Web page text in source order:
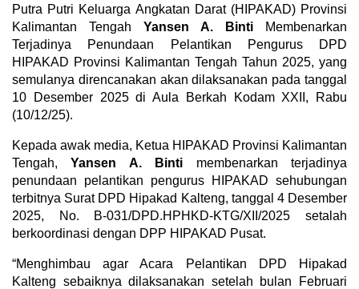
Putra Putri Keluarga Angkatan Darat (HIPAKAD) Provinsi
Kalimantan Tengah Yansen A. Binti Membenarkan
Terjadinya Penundaan Pelantikan Pengurus DPD
HIPAKAD Provinsi Kalimantan Tengah Tahun 2025, yang
semulanya direncanakan akan dilaksanakan pada tanggal
10 Desember 2025 di Aula Berkah Kodam XXII, Rabu
(10/12/25).
Kepada awak media, Ketua HIPAKAD Provinsi Kalimantan
Tengah,Yansen A. Binti membenarkan terjadinya
penundaan pelantikan pengurus HIPAKAD sehubungan
terbitnya Surat DPD Hipakad Kalteng, tanggal 4 Desember
2025, No. B-031/DPD.HPHKD-KTG/XII/2025 setalah
berkoordinasi dengan DPP HIPAKAD Pusat.
“Menghimbau agar Acara Pelantikan DPD Hipakad
Kalteng sebaiknya dilaksanakan setelah bulan Februari